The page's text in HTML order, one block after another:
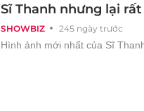
SHOWBIZ 245 ngày trước
Sĩ Thanh nhưng lại
Hình ảnh mới nhất của Sĩ